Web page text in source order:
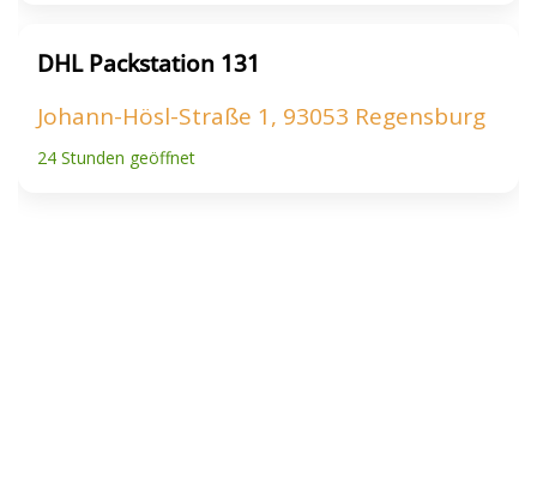
DHL Packstation 131
Johann-Hösl-Straße 1, 93053 Regensburg
24 Stunden geöffnet